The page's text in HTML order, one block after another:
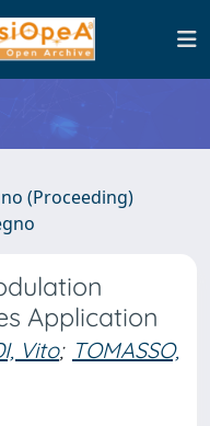
(Proceeding)
Application
Vito; TOMASSO,